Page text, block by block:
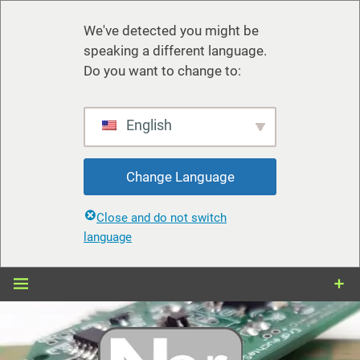
We've detected you might be
speaking a different language.
Do you want to change to:
English
Change Language
Close and do not switch
language
Zum